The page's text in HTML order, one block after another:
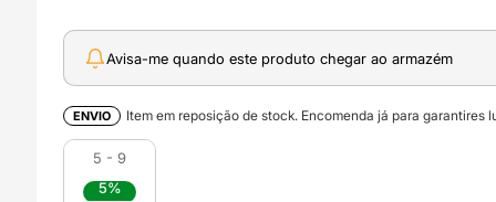
Avisa-me quando este produto chegar ao armazém
ENVIO Item em reposição de stock. Encomenda já para garantires
5 - 9
5%